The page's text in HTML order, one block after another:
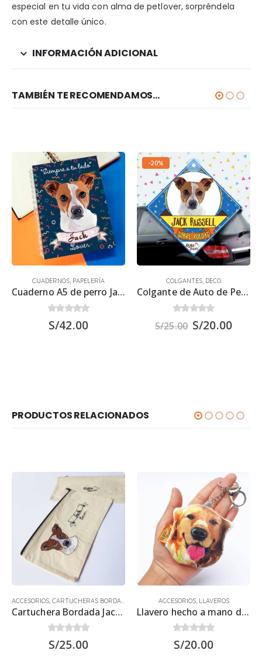
especial en tu vida con alma de petlover, sorpréndela
con este detalle único.
INFORMACIÓN ADICIONAL
TAMBIÉN TE RECOMENDAMOS…
CUADERNOS, PAPELERÍA
Cuaderno A5 de perro Jack Russell 21.50 x 15.70 cm
0out of 5
S/42.00
-20%
COLGANTES, DECO
Colgante de Auto de Perro Jack Russell 15×15 cm.
out of 5
S/25.00 S/20.00
PRODUCTOS RELACIONADOS
ACCESORIOS CARTUCHERAS BORDADAS
Cartuchera Bordada Jack Russell
0out of 5
S/25.00
ACCESORIOS, LLAVEROS
Llavero hecho a mano de Perro Golden Retriever
0out of 5
S/20.00